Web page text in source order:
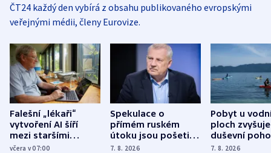
ČT24 každý den vybírá z obsahu publikovaného evropskými
veřejnými médii, členy Eurovize.
Falešní „lékaři“
vytvoření AI šíří
mezi staršími
Poláky nebezpečné
včera v 07:00
Spekulace o
přímém ruském
útoku jsou pošetilé,
míní estonský
7. 8. 2026
Pobyt u
ploch zvyšuje
duševní
ukázala
7. 8. 2026